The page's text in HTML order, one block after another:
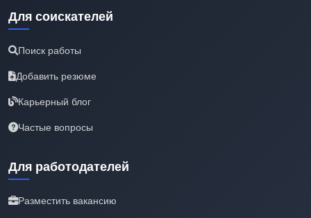
Для соискателей
Поиск работы
Добавить резюме
Карьерный блог
Частые вопросы
Для работодателей
Разместить вакансию